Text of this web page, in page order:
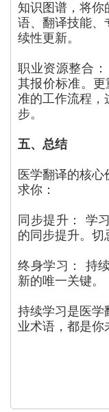
知识图谱，将你
语、翻译技能、
续性更新。
职业资源整合
其报价标准。
准的工作流程，
步。
五、总结
医学翻译的核
求你：
同步提升： 学
的同步提升。切
终身学习： 持
新的唯一关键。
持续学习是医学
业术语，都是你